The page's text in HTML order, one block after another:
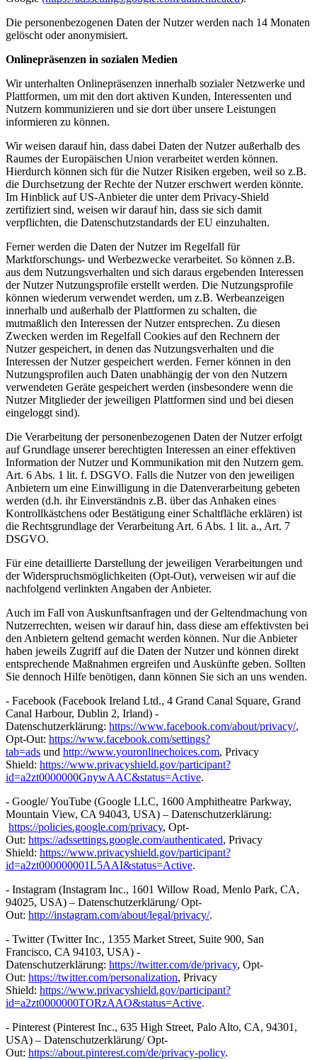
Die personenbezogenen Daten der Nutzer werden nach 14 Monaten
gelöscht oder anonymisiert.
Onlinepräsenzen in sozialen Medien
Wir unterhalten Onlinepräsenzen innerhalb sozialer Netzwerke und
Plattformen, um mit den dort aktiven Kunden, Interessenten und
Nutzern kommunizieren und sie dort über unsere Leistungen
informieren zu können.
Wir weisen darauf hin, dass dabei Daten der Nutzer außerhalb des
Raumes der Europäischen Union verarbeitet werden können.
Hierdurch können sich für die Nutzer Risiken ergeben, weil so z.B.
die Durchsetzung der Rechte der Nutzer erschwert werden könnte.
Im Hinblick auf US-Anbieter die unter dem Privacy-Shield
zertifiziert sind, weisen wir darauf hin, dass sie sich damit
verpflichten, die Datenschutzstandards der EU einzuhalten.
Ferner werden die Daten der Nutzer im Regelfall für
Marktforschungs- und Werbezwecke verarbeitet. So können z.B.
aus dem Nutzungsverhalten und sich daraus ergebenden Interessen
der Nutzer Nutzungsprofile erstellt werden. Die Nutzungsprofile
können wiederum verwendet werden, um z.B. Werbeanzeigen
innerhalb und außerhalb der Plattformen zu schalten, die
mutmaßlich den Interessen der Nutzer entsprechen. Zu diesen
Zwecken werden im Regelfall Cookies auf den Rechnern der
Nutzer gespeichert, in denen das Nutzungsverhalten und die
Interessen der Nutzer gespeichert werden. Ferner können in den
Nutzungsprofilen auch Daten unabhängig der von den Nutzern
verwendeten Geräte gespeichert werden (insbesondere wenn die
Nutzer Mitglieder der jeweiligen Plattformen sind und bei diesen
eingeloggt sind).
Die Verarbeitung der personenbezogenen Daten der Nutzer erfolgt
auf Grundlage unserer berechtigten Interessen an einer effektiven
Information der Nutzer und Kommunikation mit den Nutzern gem.
Art. 6 Abs. 1 lit. f. DSGVO. Falls die Nutzer von den jeweiligen
Anbietern um eine Einwilligung in die Datenverarbeitung gebeten
werden (d.h. ihr Einverständnis z.B. über das Anhaken eines
Kontrollkästchens oder Bestätigung einer Schaltfläche erklären) ist
die Rechtsgrundlage der Verarbeitung Art. 6 Abs. 1 lit. a., Art. 7
DSGVO.
Für eine detaillierte Darstellung der jeweiligen Verarbeitungen und
der Widerspruchsmöglichkeiten (Opt-Out), verweisen wir auf die
nachfolgend verlinkten Angaben der Anbieter.
Auch im Fall von Auskunftsanfragen und der Geltendmachung von
Nutzerrechten, weisen wir darauf hin, dass diese am effektivsten bei
den Anbietern geltend gemacht werden können. Nur die Anbieter
haben jeweils Zugriff auf die Daten der Nutzer und können direkt
entsprechende Maßnahmen ergreifen und Auskünfte geben. Sollten
Sie dennoch Hilfe benötigen, dann können Sie sich an uns wenden.
- Facebook (Facebook Ireland Ltd., 4 Grand Canal Square, Grand
Canal Harbour, Dublin 2, Irland) -
Datenschutzerklärung: https://www.facebook.com/about/privacy/,
Opt-Out: https://www.facebook.com/settings?
tab=ads und http://www.youronlinechoices.com, Privacy
Shield: https://www.privacyshield.gov/participant?
id=a2zt0000000GnywAAC&status=Active.
- Google/ YouTube (Google LLC, 1600 Amphitheatre Parkway,
Mountain View, CA 94043, USA) – Datenschutzerklärung:
https://policies.google.com/privacy, Opt-
Out: https://adssettings.google.com/authenticated, Privacy
Shield: https://www.privacyshield.gov/participant?
id=a2zt000000001L5AAI&status=Active.
- Instagram (Instagram Inc., 1601 Willow Road, Menlo Park, CA,
94025, USA) – Datenschutzerklärung/ Opt-
Out: http://instagram.com/about/legal/privacy/.
- Twitter (Twitter Inc., 1355 Market Street, Suite 900, San
Francisco, CA 94103, USA) -
Datenschutzerklärung: https://twitter.com/de/privacy, Opt-
Out: https://twitter.com/personalization, Privacy
Shield: https://www.privacyshield.gov/participant?
id=a2zt0000000TORzAAO&status=Active.
- Pinterest (Pinterest Inc., 635 High Street, Palo Alto, CA, 94301,
USA) – Datenschutzerklärung/ Opt-
Out: https://about.pinterest.com/de/privacy-policy.